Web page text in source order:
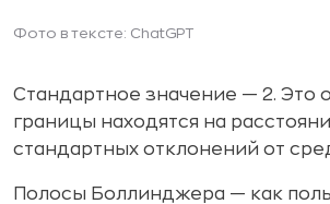
Фото в тексте: ChatGPT
Стандартное значение — 2. Это
границы находятся на
стандартных отклонений от
Полосы Боллинджера — как